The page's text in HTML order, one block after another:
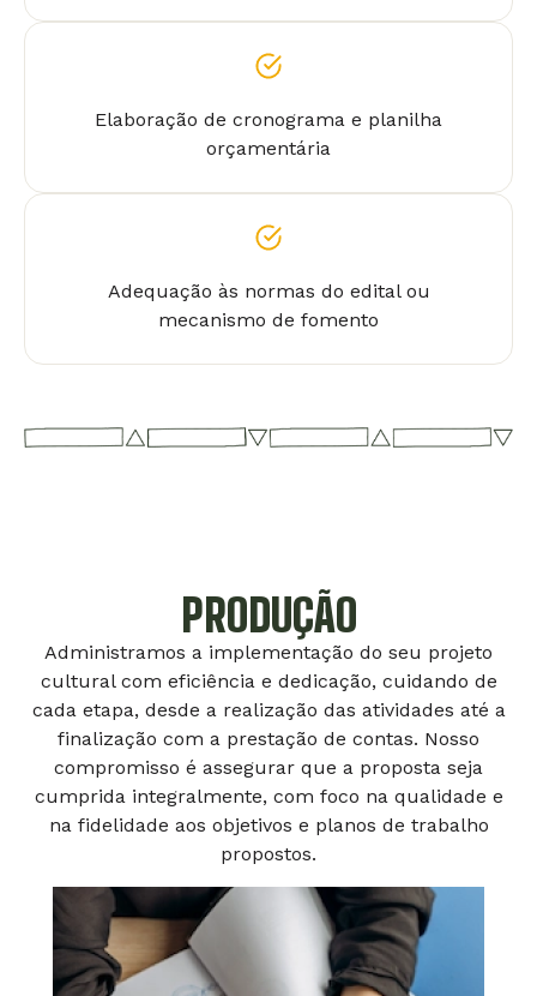
Elaboração de cronograma e planilha
orçamentária
Adequação às normas do edital ou
mecanismo de fomento
PRODUÇÃO
Administramos a implementação do seu projeto
cultural com eficiência e dedicação, cuidando de
cada etapa, desde a realização das atividades até a
finalização com a prestação de contas. Nosso
compromisso é assegurar que a proposta seja
cumprida integralmente, com foco na qualidade e
na fidelidade aos objetivos e planos de trabalho
propostos.